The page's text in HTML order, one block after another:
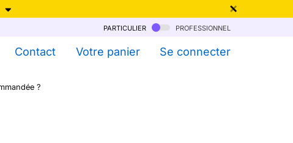
particulier professionnel
Contact Votre panier Se connecter
?